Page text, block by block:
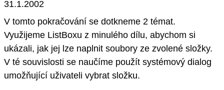
31.1.2002
V tomto pokračování se dotkneme 2 témat.
Využijeme ListBoxu z minulého dílu, abychom si
ukázali, jak jej lze naplnit soubory ze zvolené složky.
V té souvislosti se naučíme použít systémový dialog
umožňující uživateli vybrat složku.